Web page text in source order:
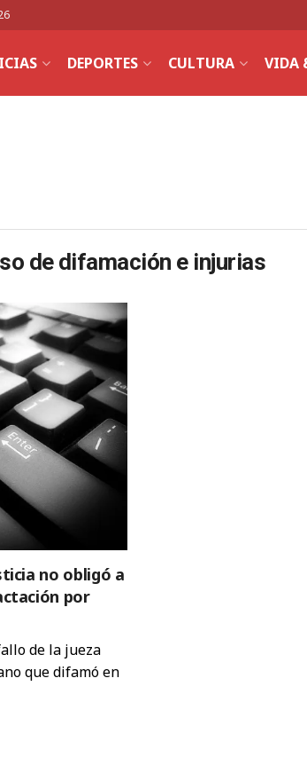
DEPORTES CULTURA VIDA
de difamación e injurias
no obligó a
por
de la jueza
que difamó en